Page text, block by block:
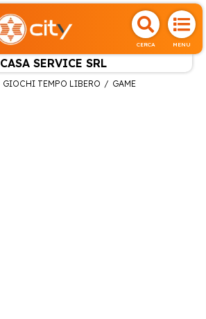
CERCA MENU
CASA SERVICE SRL
GIOCHI TEMPO LIBERO GAME